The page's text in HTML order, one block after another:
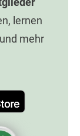
lernen
mehr